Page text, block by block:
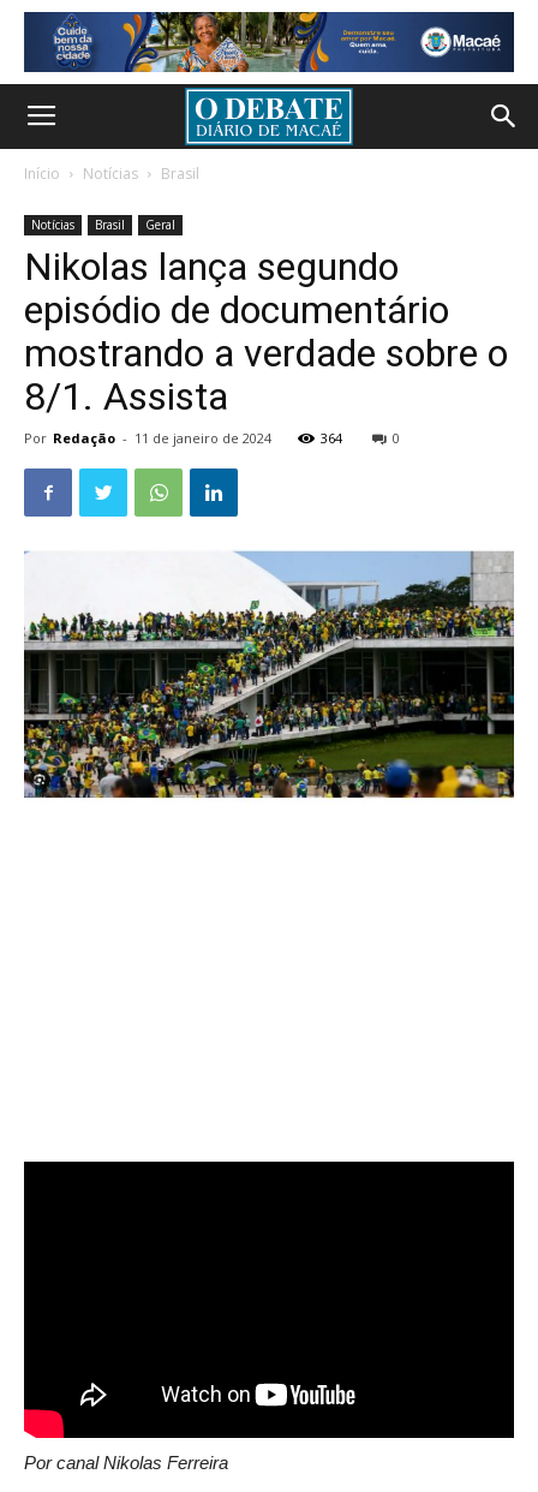
Início Notícias Brasil
Notícias Brasil Geral
Nikolas lança segundo
episódio de documentário
mostrando a verdade sobre o
8/1. Assista
Por Redação - 11 de janeiro de 2024 364 0
Por canal Nikolas Ferreira